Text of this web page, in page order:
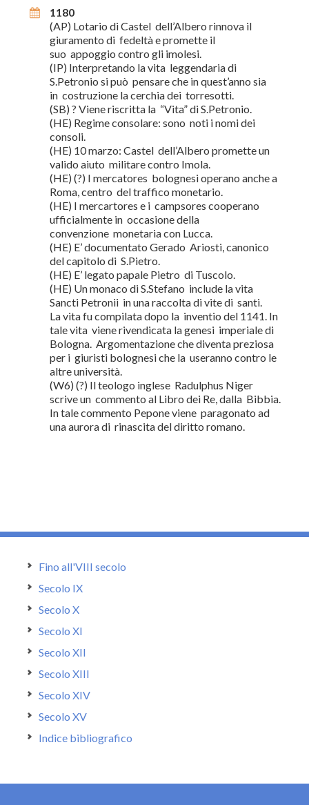
1180
(AP) Lotario di Castel dell’Albero rinnova il
giuramento di fedeltà e promette il
suo appoggio contro gli imolesi.
(IP) Interpretando la vita leggendaria di
S.Petronio si può pensare che in quest’anno sia
in costruzione la cerchia dei torresotti.
(SB) ? Viene riscritta la “Vita” di S.Petronio.
(HE) Regime consolare: sono noti i nomi dei
consoli.
(HE) 10 marzo: Castel dell’Albero promette un
valido aiuto militare contro Imola.
(HE) (?) I mercatores bolognesi operano anche a
Roma, centro del traffico monetario.
(HE) I mercartores e i campsores cooperano
ufficialmente in occasione della
convenzione monetaria con Lucca.
(HE) E’ documentato Gerado Ariosti, canonico
del capitolo di S.Pietro.
(HE) E’ legato papale Pietro di Tuscolo.
(HE) Un monaco di S.Stefano include la vita
Sancti Petronii in una raccolta di vite di santi.
La vita fu compilata dopo la inventio del 1141. In
tale vita viene rivendicata la genesi imperiale di
Bologna. Argomentazione che diventa preziosa
per i giuristi bolognesi che la useranno contro le
altre università.
(W6) (?) Il teologo inglese Radulphus Niger
scrive un commento al Libro dei Re, dalla Bibbia.
In tale commento Pepone viene paragonato ad
una aurora di rinascita del diritto romano.
Fino all'VIII secolo
Secolo IX
Secolo X
Secolo XI
Secolo XII
Secolo XIII
Secolo XIV
Secolo XV
Indice bibliografico